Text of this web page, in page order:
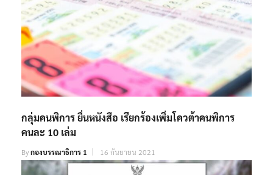
กลุ่มคนพิการ ยื่นหนังสือ เรียกร้องเพิ่มโควต้าคนพิการ
คนละ 10 เล่ม
Byกองบรรณาธิการ 1 16 กันยายน 2021